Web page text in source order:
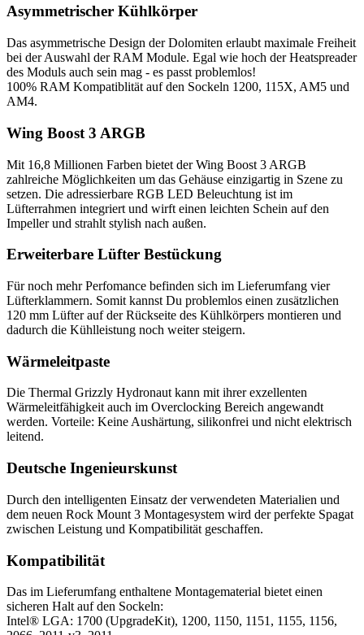
Asymmetrischer Kühlkörper
Das asymmetrische Design der Dolomiten erlaubt maximale Freiheit
bei der Auswahl der RAM Module. Egal wie hoch der Heatspreader
des Moduls auch sein mag - es passt problemlos!
100% RAM Kompatiblität auf den Sockeln 1200, 115X, AM5 und
AM4.
Wing Boost 3 ARGB
Mit 16,8 Millionen Farben bietet der Wing Boost 3 ARGB
zahlreiche Möglichkeiten um das Gehäuse einzigartig in Szene zu
setzen. Die adressierbare RGB LED Beleuchtung ist im
Lüfterrahmen integriert und wirft einen leichten Schein auf den
Impeller und strahlt stylish nach außen.
Erweiterbare Lüfter Bestückung
Für noch mehr Perfomance befinden sich im Lieferumfang vier
Lüfterklammern. Somit kannst Du problemlos einen zusätzlichen
120 mm Lüfter auf der Rückseite des Kühlkörpers montieren und
dadurch die Kühlleistung noch weiter steigern.
Wärmeleitpaste
Die Thermal Grizzly Hydronaut kann mit ihrer exzellenten
Wärmeleitfähigkeit auch im Overclocking Bereich angewandt
werden. Vorteile: Keine Aushärtung, silikonfrei und nicht elektrisch
leitend.
Deutsche Ingenieurskunst
Durch den intelligenten Einsatz der verwendeten Materialien und
dem neuen Rock Mount 3 Montagesystem wird der perfekte Spagat
zwischen Leistung und Kompatibilität geschaffen.
Kompatibilität
Das im Lieferumfang enthaltene Montagematerial bietet einen
sicheren Halt auf den Sockeln:
Intel® LGA: 1700 (UpgradeKit), 1200, 1150, 1151, 1155, 1156,